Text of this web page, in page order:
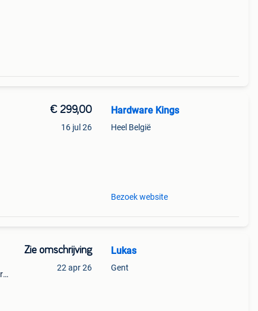
€ 299,00
16 jul 26
Hardware Kings
Heel België
Bezoek website
Zie omschrijving
22 apr 26
Lukas
Gent